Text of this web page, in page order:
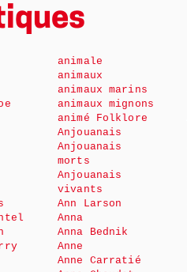
animale
animaux
animaux marins
animaux mignons
animé Folklore
Anjouanais
Anjouanais
morts
Anjouanais
vivants
Ann Larson
Anna
Anna Bednik
Anne
Anne Carratié